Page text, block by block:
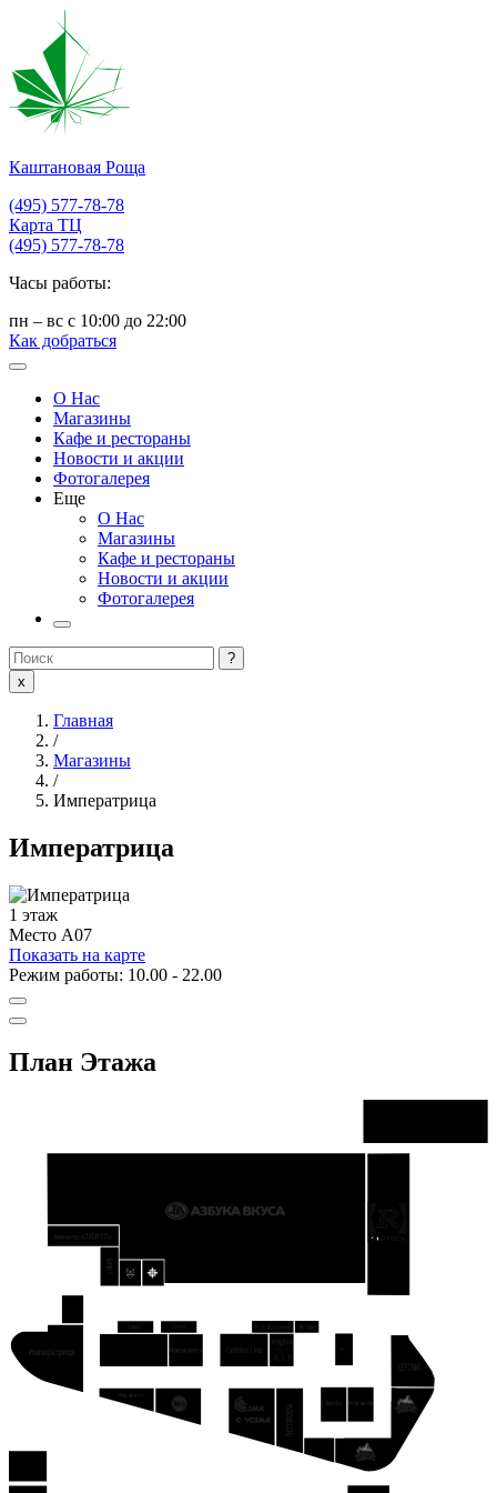
Каштановая Роща
(495) 577-78-78
Карта ТЦ
(495) 577-78-78
Часы работы:
пн – вс с 10:00 до 22:00
Как добраться
О Нас
Магазины
Кафе и рестораны
Новости и акции
Фотогалерея
Еще
О Нас
Магазины
Кафе и рестораны
Новости и акции
Фотогалерея
?
x
Главная
/
Магазины
/
Императрица
Императрица
1 этаж
Место A07
Показать на карте
Режим работы: 10.00 - 22.00
План Этажа